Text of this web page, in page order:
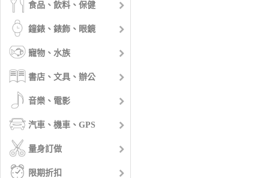
食品、飲料、保健
鐘錶、錶飾、眼鏡
寵物、水族
書店、文具、辦公
音樂、電影
汽車、機車、GPS
量身訂做
限期折扣